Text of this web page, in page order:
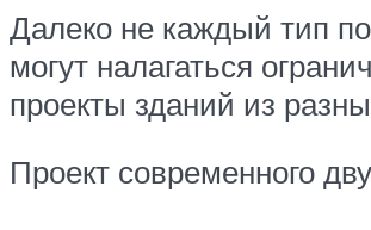
Далеко не каждый тип
могут налагаться
проекты зданий из
Проект современного